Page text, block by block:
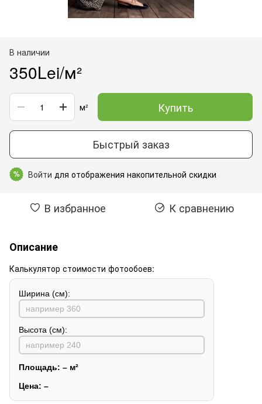
В наличии
350Lei/м²
м² Купить
Быстрый заказ
% Войти для отображения накопительной скидки
В избранное К сравнению
Описание
Калькулятор стоимости фотообоев:
Ширина (см):
Высота (см):
Площадь: – м²
Цена: –